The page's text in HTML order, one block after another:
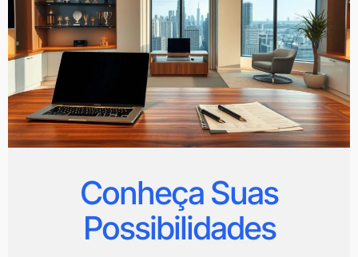
Conheça Suas
Possibilidades